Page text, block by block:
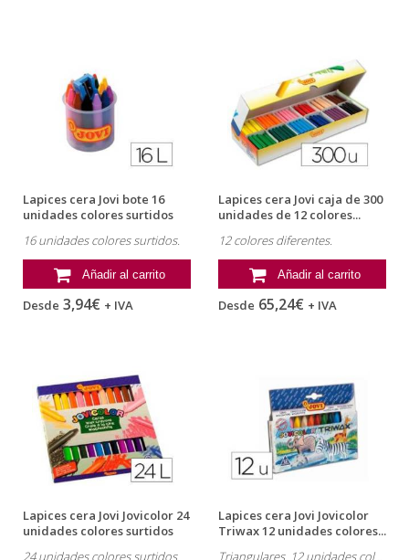
Lapices cera Jovi bote 16
unidades colores surtidos
16 unidades colores surtidos.
Añadir al carrito
Desde 3,94€ + IVA
Lapices cera Jovi caja de 300
unidades de 12 colores...
12 colores diferentes.
Añadir al carrito
Desde 65,24€ + IVA
Lapices cera Jovi Jovicolor 24
unidades colores surtidos
24 unidades colores surtidos.
Lapices cera Jovi Jovicolor
Triwax 12 unidades colores...
Triangulares. 12 unidades colores surtidos.